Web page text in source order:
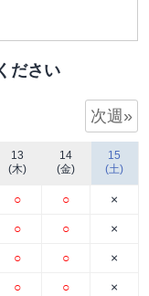
ださい
次週»
13
(木)
○
○
○
○
14
(金)
○
○
○
○
15
(土)
×
×
×
×